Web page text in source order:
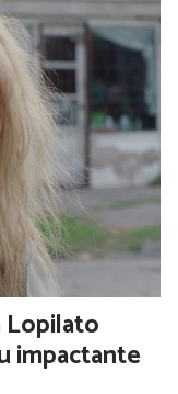
Lopilato
impactante